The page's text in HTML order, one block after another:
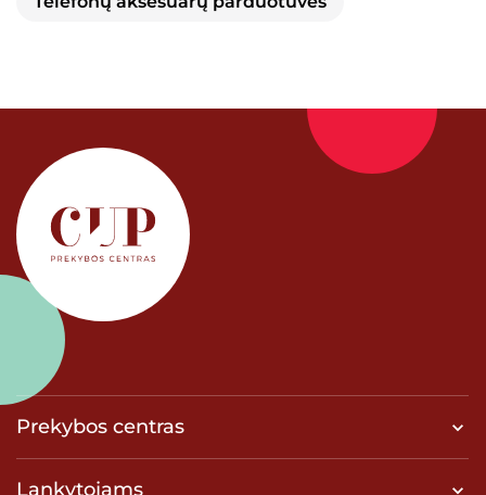
Prekybos centras
Lankytojams